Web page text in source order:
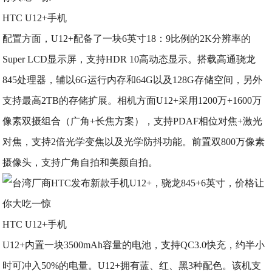
HTC U12+手机
配置方面，U12+配备了一块6英寸18：9比例的2K分辨率的
Super LCD显示屏，支持HDR 10高动态显示。搭载高通骁龙
845处理器，辅以6G运行内存和64G以及128G存储空间，另外
支持最高2TB的存储扩展。相机方面U12+采用1200万+1600万
像素双摄组合（广角+长焦方案），支持PDAF相位对焦+激光
对焦，支持2倍光学变焦以及光学防抖功能。前置双800万像素
摄像头，支持广角自拍和美颜自拍。
HTC U12+手机
U12+内置一块3500mAh容量的电池，支持QC3.0快充，约半小
时可冲入50%的电量。U12+拥有蓝、红、黑3种配色。该机支